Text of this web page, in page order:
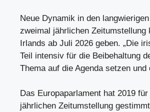
Neue Dynamik in den
zweimal jährlichen
Irlands ab Juli 2026 geben. „Die
Teil intensiv für die Beibehaltung
Thema auf die Agenda setzen
Das Europaparlament hat 2019
jährlichen Zeitumstellung